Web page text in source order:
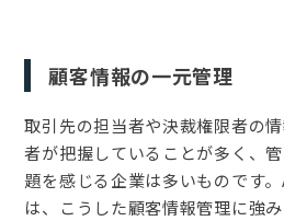
顧客情報の一元管理
取引先の担当者や決裁権限者の
者が把握していることが多く、
題を感じる企業は多いものです
は、こうした顧客情報管理に強